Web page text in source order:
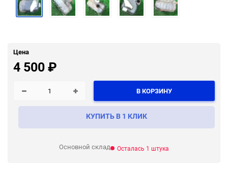
Цена
4 500₽
В КОРЗИНУ
КУПИТЬ В 1 КЛИК
Основной склад Осталась 1 штука